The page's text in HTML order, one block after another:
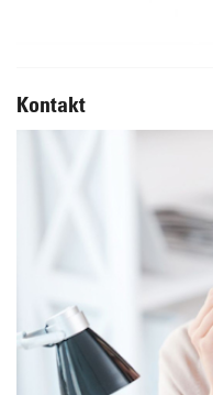
Kontakt